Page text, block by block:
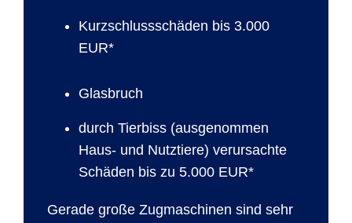
Kurzschlussschäden bis 3.000
EUR*
Glasbruch
durch Tierbiss (ausgenommen
Haus- und Nutztiere) verursachte
Schäden bis zu 5.000 EUR*
Gerade große Zugmaschinen sind sehr